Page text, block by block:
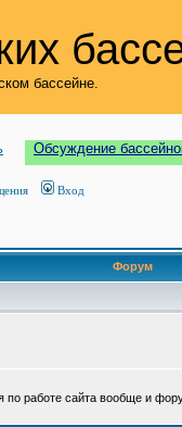
бассейне.
Обсуждение
Вход
Форум
работе сайта вообще и